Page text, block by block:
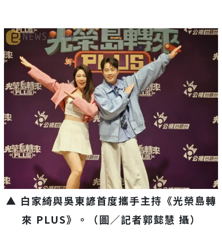
▲ 白家綺與吳東諺首度攜手主持《光榮島轉
來 PLUS》 。 （圖／記者郭懿慧 攝）